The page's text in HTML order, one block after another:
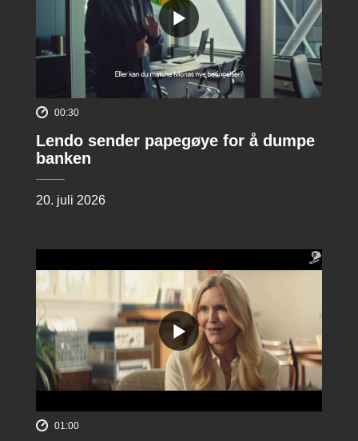
00:30
Lendo sender papegøye for å dumpe
banken
20. juli 2026
01:00